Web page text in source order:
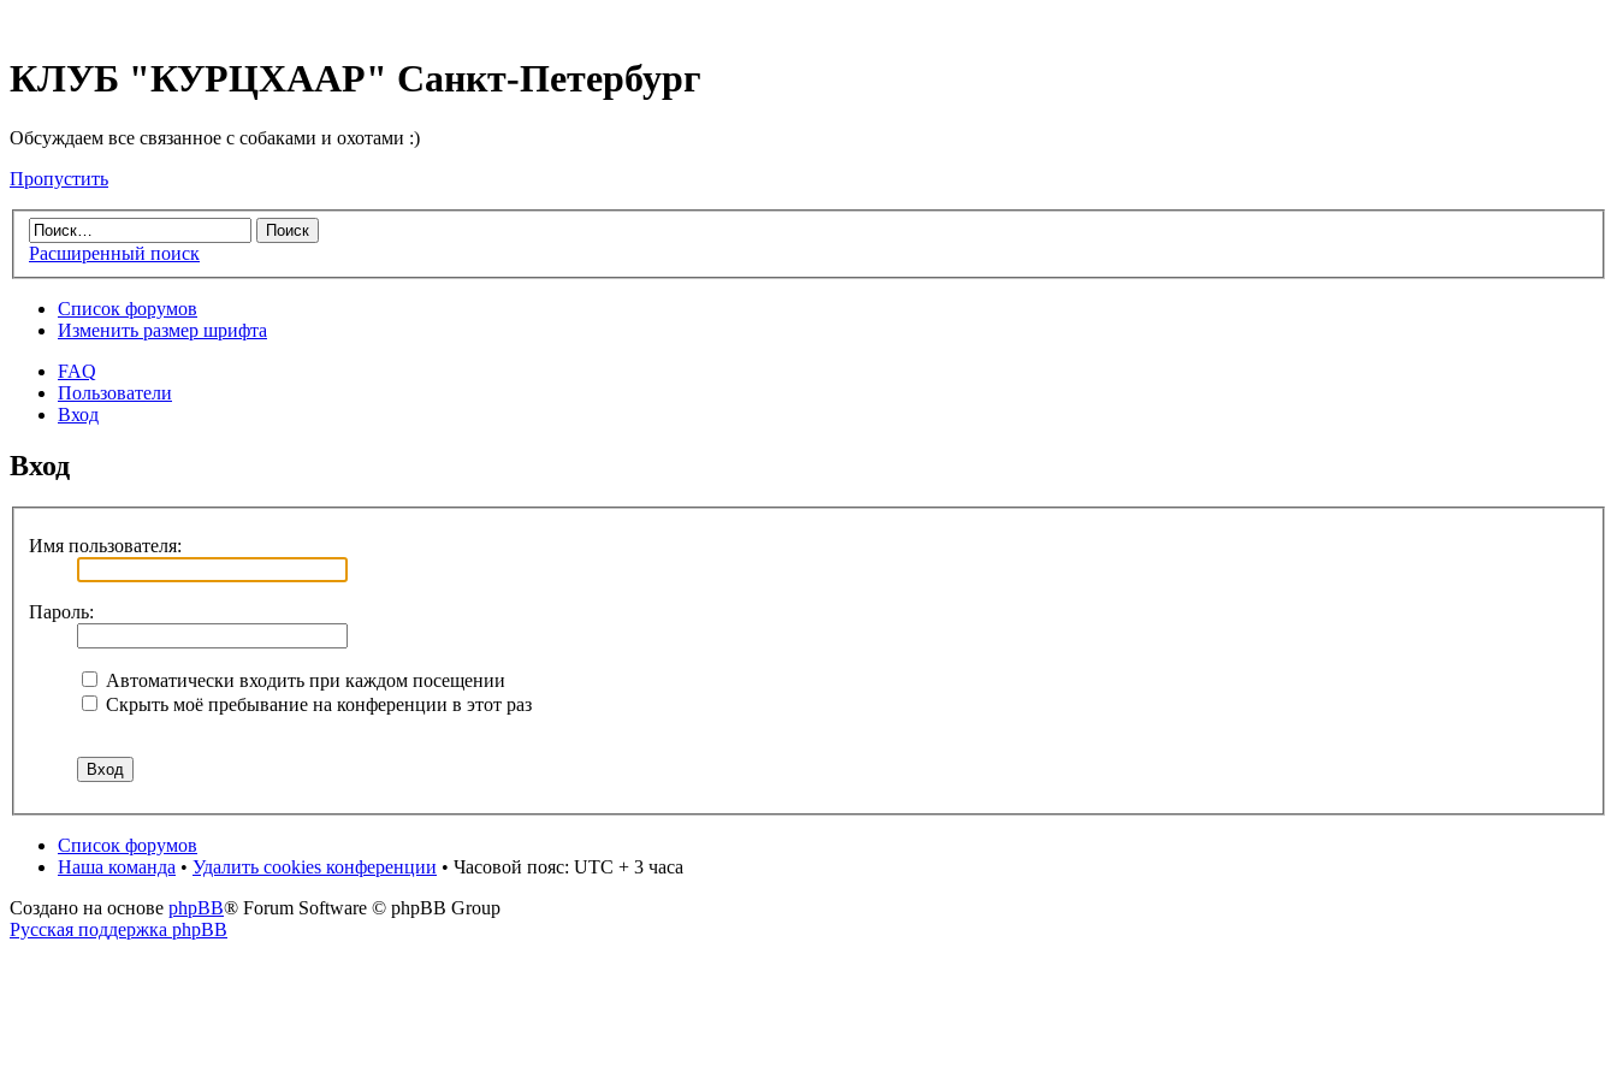
КЛУБ "КУРЦХААР" Санкт-Петербург
Обсуждаем все связанное с собаками и охотами :)
Пропустить
Расширенный поиск
Список форумов
Изменить размер шрифта
FAQ
Пользователи
Вход
Вход
Имя пользователя:
Пароль:
Автоматически входить при каждом посещении
Скрыть моё пребывание на конференции в этот раз
Список форумов
Наша команда • Удалить cookies конференции • Часовой пояс: UTC + 3 часа
Создано на основе phpBB® Forum Software © phpBB Group
Русская поддержка phpBB